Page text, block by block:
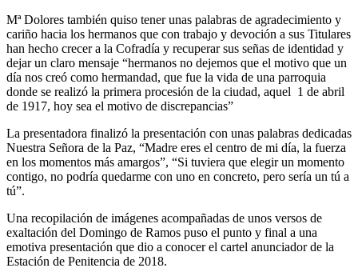
Mª Dolores también quiso tener unas palabras de agradecimiento y
cariño hacia los hermanos que con trabajo y devoción a sus Titulares
han hecho crecer a la Cofradía y recuperar sus señas de identidad y
dejar un claro mensaje “hermanos no dejemos que el motivo que un
día nos creó como hermandad, que fue la vida de una parroquia
donde se realizó la primera procesión de la ciudad, aquel 1 de abril
de 1917, hoy sea el motivo de discrepancias”
La presentadora finalizó la presentación con unas palabras dedicadas
Nuestra Señora de la Paz, “Madre eres el centro de mi día, la fuerza
en los momentos más amargos”, “Si tuviera que elegir un momento
contigo, no podría quedarme con uno en concreto, pero sería un tú a
tú”.
Una recopilación de imágenes acompañadas de unos versos de
exaltación del Domingo de Ramos puso el punto y final a una
emotiva presentación que dio a conocer el cartel anunciador de la
Estación de Penitencia de 2018.